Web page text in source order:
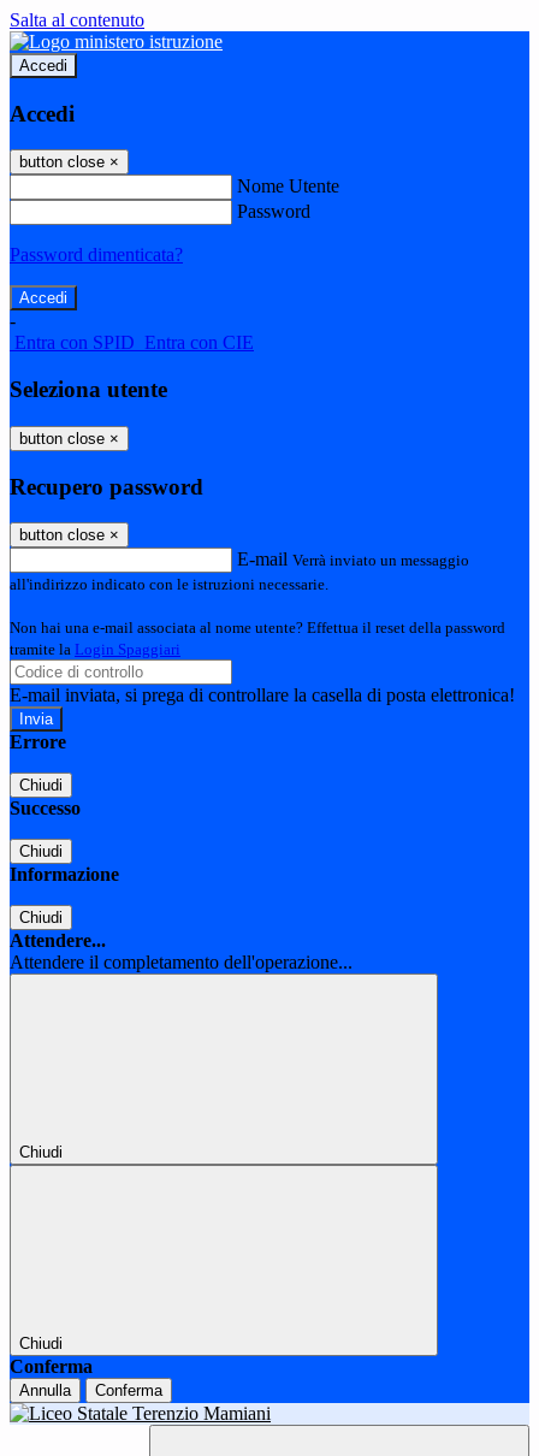
Salta al contenuto
Accedi
Accedi
button close ×
Nome Utente
Password
Password dimenticata?
-
Entra con SPID Entra con CIE
Seleziona utente
button close ×
Recupero password
button close ×
E-mail Verrà inviato un messaggio
all'indirizzo indicato con le istruzioni necessarie.
Non hai una e-mail associata al nome utente? Effettua il reset della password
tramite la Login Spaggiari
E-mail inviata, si prega di controllare la casella di posta elettronica!
Errore
Chiudi
Successo
Chiudi
Informazione
Chiudi
Attendere...
Attendere il completamento dell'operazione...
Chiudi
Chiudi
Conferma
Annulla Conferma